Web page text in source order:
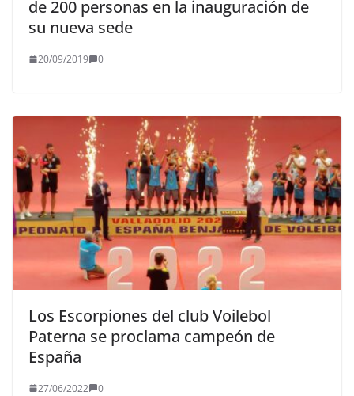
de 200 personas en la inauguración de
su nueva sede
20/09/2019 0
Los Escorpiones del club Voilebol
Paterna se proclama campeón de
España
27/06/2022 0